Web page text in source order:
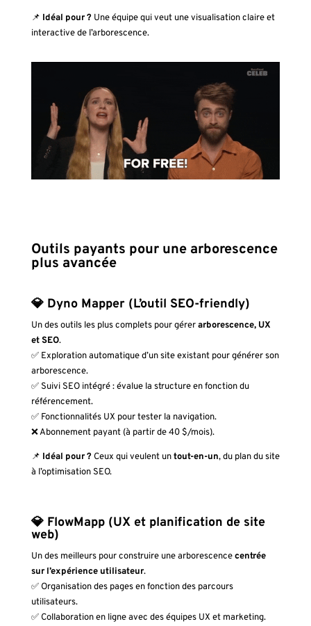
📌 Idéal pour ?Une équipe qui veut une visualisation claire et
interactive de l’arborescence.
Outils payants pour une arborescence
plus avancée
💎 Dyno Mapper (L’outil SEO-friendly)
Un des outils les plus complets pour gérerarborescence, UX
et SEO.
✅ Exploration automatique d’un site existant pour générer son
arborescence.
✅ Suivi SEO intégré : évalue la structure en fonction du
référencement.
✅ Fonctionnalités UX pour tester la navigation.
❌ Abonnement payant (à partir de 40 $/mois).
📌 Idéal pour ?Ceux qui veulent untout-en-un, du plan du site
à l’optimisation SEO.
💎 FlowMapp (UX et planification de site
web)
Un des meilleurs pour construire une arborescencecentrée
sur l’expérience utilisateur.
✅ Organisation des pages en fonction des parcours
utilisateurs.
✅ Collaboration en ligne avec des équipes UX et marketing.